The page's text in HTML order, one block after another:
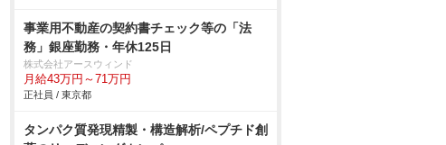
事業用不動産の契約書チェック等の「法
務」銀座勤務・年休125日
株式会社アースウィンド
月給43万円～71万円
正社員 / 東京都
タンパク質発現精製・構造解析/ペプチド創